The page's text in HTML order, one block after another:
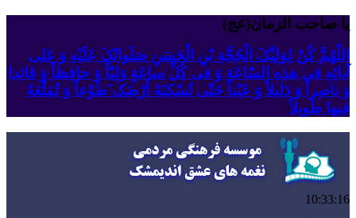
یا صاحب الزمان(عج)
اللّهُمَّ کُنْ لِوَلِیِّکَ الْحُجَّةِ بْنِ الْحَسَنِ صَلَواتُکَ عَلَیْهِ وَ عَلى
آبائِهِ فی هذِهِ السّاعَةِ وَ فی کُلِّ ساعَةٍ وَلِیّاً وَ حافِظاً وَ قائِدا
‏وَ ناصِراً وَ دَلیلاً وَ عَیْناً حَتّى تُسْکِنَهُ أَرْضَک َطَوْعاً وَ تُمَتِّعَهُ
فیها طَویلاً
10:33:17